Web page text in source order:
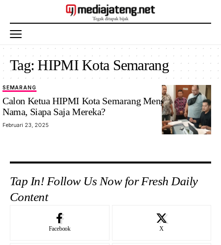
Tag:HIPMI Kota Semarang
SEMARANG
Calon Ketua HIPMI Kota Semarang Mengerucut Tiga
Nama, Siapa Saja Mereka?
Februari 23, 2025
Tap In! Follow Us Now for Fresh Daily
Content
Facebook X